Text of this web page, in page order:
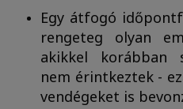
Egy átfogó
rengeteg olyan
akikkel korábban
nem érintkeztek -
vendégeket is